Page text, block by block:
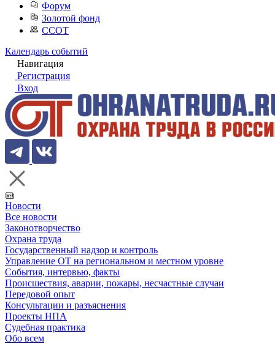
Форум
Золотой фонд
ССОТ
Календарь событий
Навигация
Регистрация
Вход
Новости
Все новости
Законотворчество
Охрана труда
Государственный надзор и контроль
Управление ОТ на региональном и местном уровне
События, интервью, факты
Происшествия, аварии, пожары, несчастные случаи
Передовой опыт
Консультации и разъяснения
Проекты НПА
Судебная практика
Обо всем